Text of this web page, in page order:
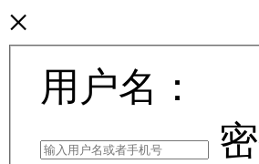
×
用户名：